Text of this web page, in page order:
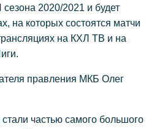
2020/2021 и будет
на которых состоятся матчи
на КХЛ ТВ и на
правления МКБ Олег
частью самого большого